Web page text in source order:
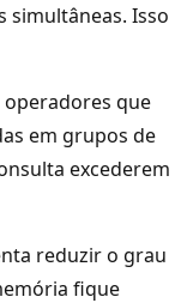
simultâneas. Isso
que
em grupos de
excederem
reduzir o grau
fique